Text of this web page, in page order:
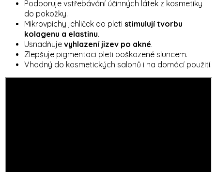
Podporuje vstřebávání účinných látek z kosmetiky
do pokožky.
Mikrovpichy jehliček do pleti stimulují tvorbu
kolagenu a elastinu.
Usnadňuje vyhlazení jizev po akné.
Zlepšuje pigmentaci pleti poškozené sluncem.
Vhodný do kosmetických salonů i na domácí použití.